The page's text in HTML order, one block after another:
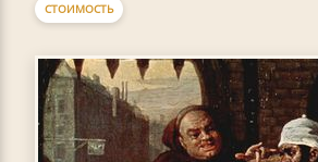
СТОИМОСТЬ